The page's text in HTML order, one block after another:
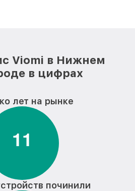
Viomi в Нижнем
в цифрах
лет на рынке
11
починили